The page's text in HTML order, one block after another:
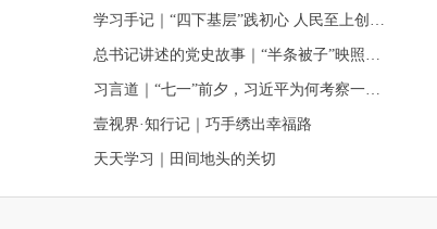
壹视界·知行记｜巧手绣出幸福路
天天学习｜田间地头的关切